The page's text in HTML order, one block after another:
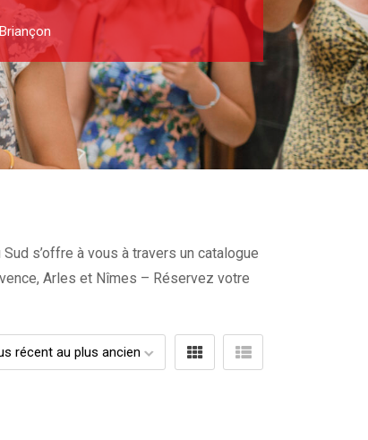
Briançon
s’offre à vous à travers un catalogue
Arles et Nîmes – Réservez votre